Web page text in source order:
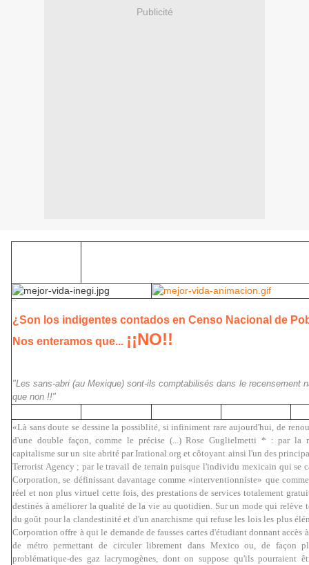
Publicité
¿Son los indigentes contados en Censo Nacional de
Nos enteramos que... ¡¡NO!!
"Les sans-abri (au Mexique) sont-ils comptabilisés dans le recensement
que non !!"
«Là sans doute se dessine la possiblité, si infiniment rare aujourd'hui, de
d'une double façon, comme le précise (...) Rose Guglielmetti * : par la
capitalisme sur un site abrité par Irational.org et côtoyant ainsi l'un des
Terrorist Agency ; par le travail de terrain puisque l'individu mexicain qui se
Corporation, se définissant davantage comme «interventionniste» que
réel et non plus virtuel cette fois, des prestations de services totalement
destinés à améliorer la qualité de la vie au quotidien. Sur un mode qui relève
du goût pour la clandestinité et d'un anarchisme qui refuse les lois les plus
Corporation offre à qui le demande de fausses cartes d'étudiant donnant accès
de métro permettant de circuler librement dans Mexico ou, de façon
problématique-des gaz lacrymogènes, dont on suppose qu'ils pourraient